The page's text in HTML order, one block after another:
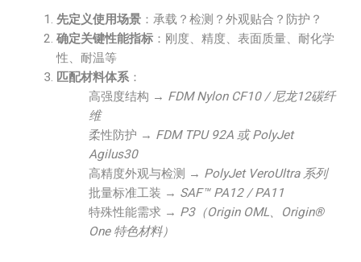
先定义使用场景 ：承载？检测？外观贴合？防护？
确定关键性能指标 ：刚度、精度、表面质量、耐化学
性、耐温等
匹配材料体系：
高强度结构 → FDM Nylon CF10 / 尼龙12碳纤
维
柔性防护 → FDM TPU 92A 或 PolyJet
Agilus30
高精度外观与检测 → PolyJet VeroUltra 系列
批量标准工装 → SAF™ PA12 / PA11
特殊性能需求 → P3（Origin OML、Origin®
One 特色材料）